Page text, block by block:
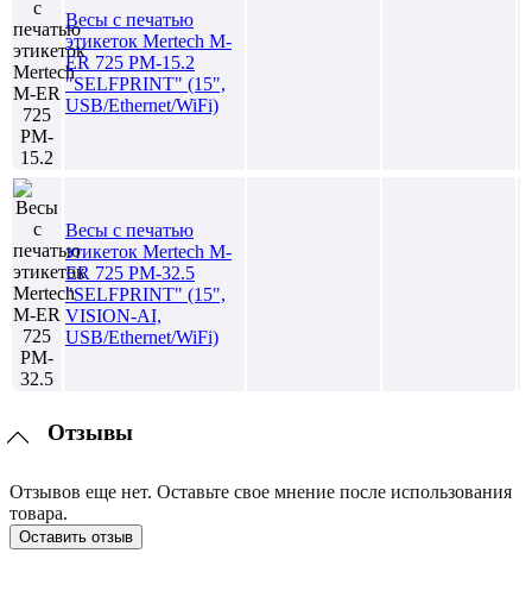
Весы с печатью
этикеток Mertech M-
ER 725 PM-15.2
"SELFPRINT" (15",
USB/Ethernet/WiFi)
Весы с печатью
этикеток Mertech M-
ER 725 PM-32.5
"SELFPRINT" (15",
VISION-AI,
USB/Ethernet/WiFi)
Отзывы
Отзывов еще нет. Оставьте свое мнение после использования
товара.
Оставить отзыв